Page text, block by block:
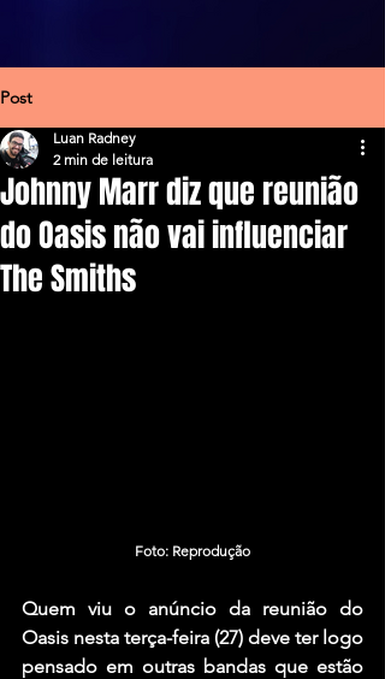
Post
Johnny Marr diz que reunião
do Oasis não vai influenciar
The Smiths
Luan Radney
2 min de leitura
Foto: Reprodução
Oasis nesta terça-feira (27) deve ter logo
pensado em outras bandas que estão